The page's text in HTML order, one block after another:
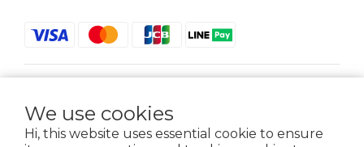
We use cookies
Hi, this website uses essential cookie to ensure